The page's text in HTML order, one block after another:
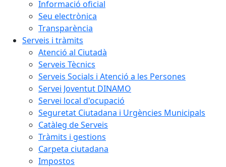
Informació oficial
Seu electrònica
Transparència
Serveis i tràmits
Atenció al Ciutadà
Serveis Tècnics
Serveis Socials i Atenció a les Persones
Servei Joventut DINAMO
Servei local d'ocupació
Seguretat Ciutadana i Urgències Municipals
Catàleg de Serveis
Tràmits i gestions
Carpeta ciutadana
Impostos